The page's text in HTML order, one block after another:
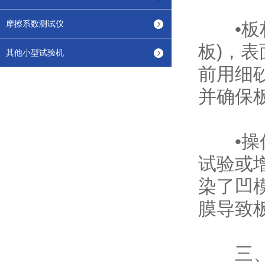
摩擦系数测试仪
其他小型试验机
•板材
板)，表
前用细
并确保
•操作
试验或
染了凹
膜导致
三、